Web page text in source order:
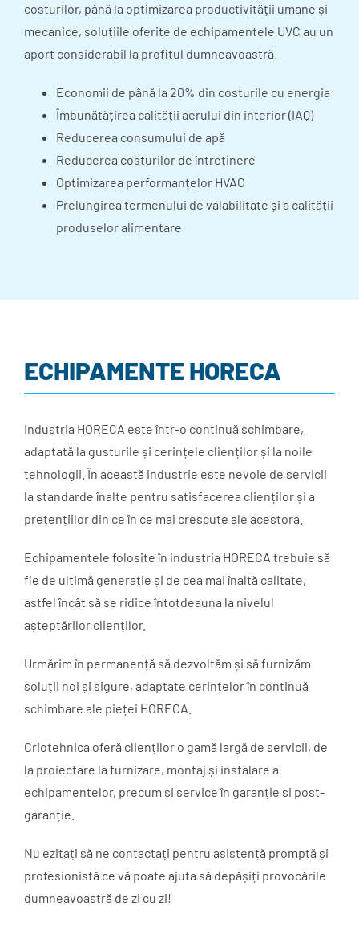
costurilor, până la optimizarea productivității umane și
mecanice, soluțiile oferite de echipamentele UVC au un
aport considerabil la profitul dumneavoastră.
Economii de până la 20% din costurile cu energia
Îmbunătățirea calității aerului din interior (IAQ)
Reducerea consumului de apă
Reducerea costurilor de întreținere
Optimizarea performanțelor HVAC
Prelungirea termenului de valabilitate și a calității
produselor alimentare
ECHIPAMENTE HORECA
Industria HORECA este într-o continuă schimbare,
adaptată la gusturile și cerințele clienților și la noile
tehnologii. În această industrie este nevoie de servicii
la standarde înalte pentru satisfacerea clienților și a
pretențiilor din ce în ce mai crescute ale acestora.
Echipamentele folosite în industria HORECA trebuie să
fie de ultimă generație și de cea mai înaltă calitate,
astfel încât să se ridice întotdeauna la nivelul
așteptărilor clienților.
Urmărim în permanență să dezvoltăm și să furnizăm
soluții noi și sigure, adaptate cerințelor în continuă
schimbare ale pieței HORECA.
Criotehnica oferă clienților o gamă largă de servicii, de
la proiectare la furnizare, montaj și instalare a
echipamentelor, precum și service în garanție si post-
garanție.
Nu ezitați să ne contactați pentru asistență promptă și
profesionistă ce vă poate ajuta să depășiți provocările
dumneavoastră de zi cu zi!